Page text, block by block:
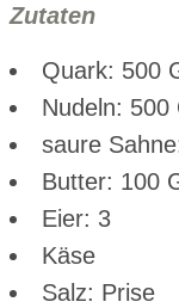
Zutaten
Quark: 500
Nudeln: 500
saure
Butter: 100
Eier: 3
Käse
Salz: Prise